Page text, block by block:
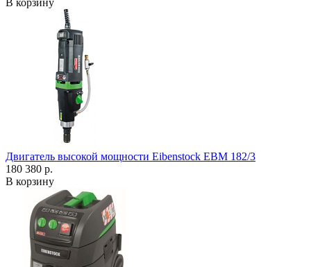
Двигатель высокой мощности Eibenstock EBM 182/3
180 380 р.
В корзину